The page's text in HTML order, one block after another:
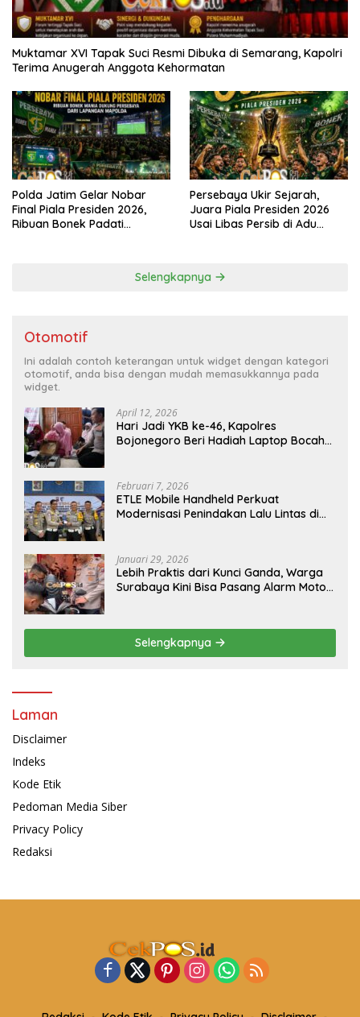
Muktamar XVI Tapak Suci Resmi Dibuka di Semarang, Kapolri
Terima Anugerah Anggota Kehormatan
Polda Jatim Gelar Nobar
Final Piala Presiden 2026,
Ribuan Bonek Padati
Persebaya Ukir Sejarah,
Juara Piala Presiden 2026
Usai Libas Persib di Adu
Selengkapnya
Otomotif
Ini adalah contoh keterangan untuk widget dengan kategori
otomotif, anda bisa dengan mudah memasukkannya pada
widget.
April 12, 2026
Hari Jadi YKB ke-46, Kapolres
Bojonegoro Beri Hadiah Laptop Bocah
Februari 7, 2026
ETLE Mobile Handheld Perkuat
Modernisasi Penindakan Lalu Lintas di
Januari 29, 2026
Lebih Praktis dari Kunci Ganda, Warga
Surabaya Kini Bisa Pasang Alarm Motor
Selengkapnya
Laman
Disclaimer
Indeks
Kode Etik
Pedoman Media Siber
Privacy Policy
Redaksi